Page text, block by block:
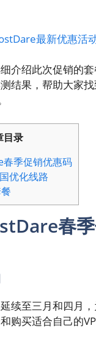
最新优惠活
介绍此次促销的
结果，帮助大家
目录
季促销优惠码
优化线路
春
续至三月和四月
购买适合自己的